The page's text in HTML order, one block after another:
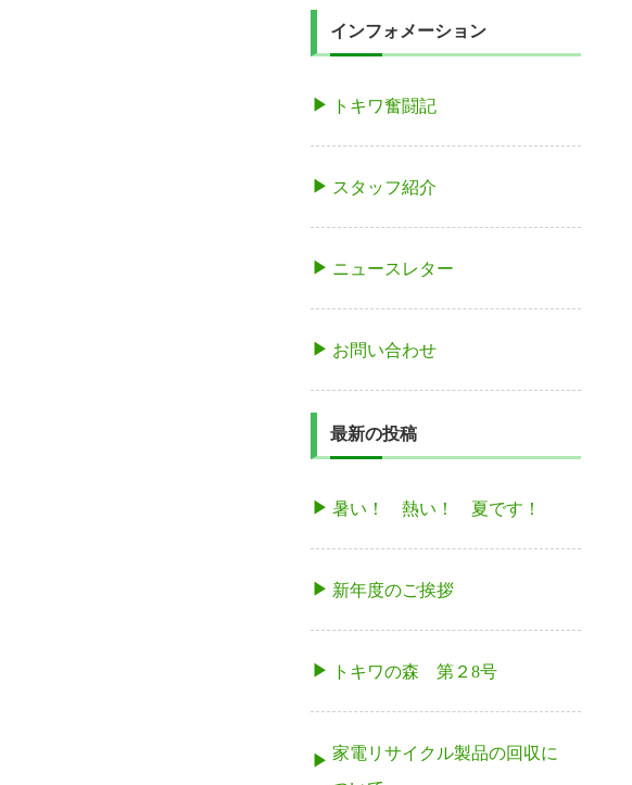
インフォメーション
トキワ奮闘記
スタッフ紹介
ニュースレター
お問い合わせ
最新の投稿
暑い！ 熱い！ 夏です！
新年度のご挨拶
トキワの森 第２8号
家電リサイクル製品の回収に